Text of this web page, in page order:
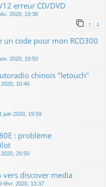
erreur CD/DVD
2020, 19:38
1 2
code pour mon RCD300
2020, 19:50
chinois "letouch"
10:46
juin 2020, 19:59
: problème
20:50
vers discover media
févr. 2020, 13:37